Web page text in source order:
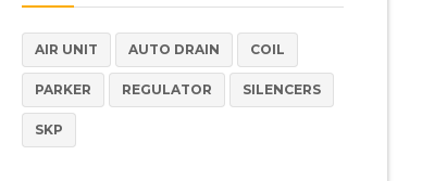
AIR UNIT AUTO DRAIN COIL
PARKER REGULATOR SILENCERS
SKP